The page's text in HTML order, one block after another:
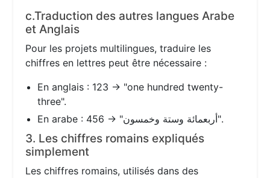
c.Traduction des autres langues Arabe
et Anglais
Pour les projets multilingues, traduire les
chiffres en lettres peut être nécessaire :
En anglais : 123 → "one hundred twenty-
three".
En arabe : 456 → "أربعمائة وستة وخمسون".
3. Les chiffres romains expliqués
simplement
Les chiffres romains, utilisés dans des